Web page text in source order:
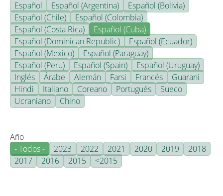
Español
Español (Argentina)
Español (Bolivia)
Español (Chile)
Español (Colombia)
Español (Costa Rica)
Español (Cuba)
Español (Dominican Republic)
Español (Ecuador)
Español (Mexico)
Español (Paraguay)
Español (Peru)
Español (Spain)
Español (Uruguay)
Inglés
Árabe Alemán Farsi Francés
Guarani
Hindi
Italiano Coreano Portugués
Sueco
Ucraniano
Chino
Año
- Todos -
2023 2022 2021 2020 2019
2018
2017
2016 2015 <2015